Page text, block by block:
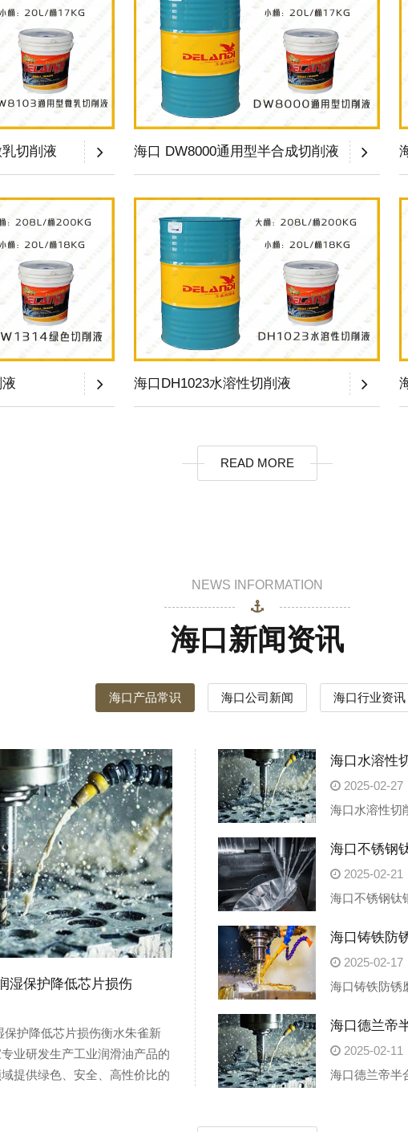
切削液 海口 DW8000通用型半合成切削液
海口DH1023水溶性切削液
READ MORE
NEWS INFORMATION
海口新闻资讯
海口产品常识 海口公司新闻 海口行业资讯
湿保护降低芯片损伤
护降低芯片损伤衡水朱雀新
业研发生产工业润滑油产品的
提供绿色、安全、高性价比的
2025-02-27
2025-02-21
2025-02-17
2025-02-11